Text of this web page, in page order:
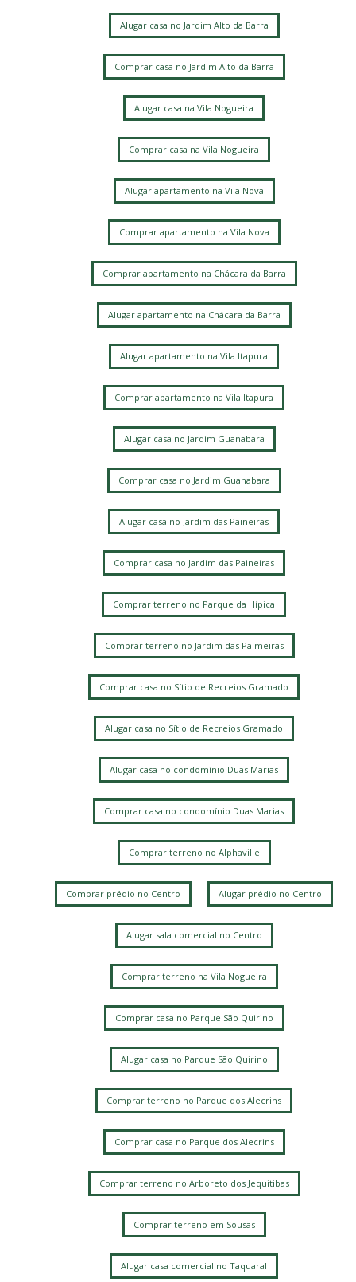
Alugar casa no Jardim Alto da Barra
Comprar casa no Jardim Alto da Barra
Alugar casa na Vila Nogueira
Comprar casa na Vila Nogueira
Alugar apartamento na Vila Nova
Comprar apartamento na Vila Nova
Comprar apartamento na Chácara da Barra
Alugar apartamento na Chácara da Barra
Alugar apartamento na Vila Itapura
Comprar apartamento na Vila Itapura
Alugar casa no Jardim Guanabara
Comprar casa no Jardim Guanabara
Alugar casa no Jardim das Paineiras
Comprar casa no Jardim das Paineiras
Comprar terreno no Parque da Hípica
Comprar terreno no Jardim das Palmeiras
Comprar casa no Sítio de Recreios Gramado
Alugar casa no Sítio de Recreios Gramado
Alugar casa no condomínio Duas Marias
Comprar casa no condomínio Duas Marias
Comprar terreno no Alphaville
Comprar prédio no Centro Alugar prédio no Centro
Alugar sala comercial no Centro
Comprar terreno na Vila Nogueira
Comprar casa no Parque São Quirino
Alugar casa no Parque São Quirino
Comprar terreno no Parque dos Alecrins
Comprar casa no Parque dos Alecrins
Comprar terreno no Arboreto dos Jequitibas
Comprar terreno em Sousas
Alugar casa comercial no Taquaral